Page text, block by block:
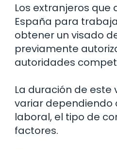
Los extranjeros que
España para
obtener un visado
previamente
autoridades
La duración de este
variar dependiendo
laboral, el tipo de
factores.